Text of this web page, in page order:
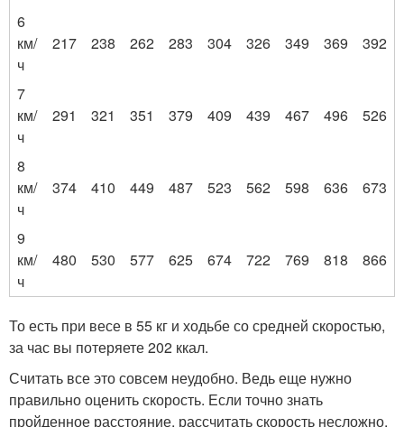
6
км/
ч
217 238 262 283 304 326 349 369 392
7
км/
ч
291 321 351 379 409 439 467 496 526
8
км/
ч
374 410 449 487 523 562 598 636 673
9
км/
ч
480 530 577 625 674 722 769 818 866
То есть при весе в 55 кг и ходьбе со средней скоростью,
за час вы потеряете 202 ккал.
Считать все это совсем неудобно. Ведь еще нужно
правильно оценить скорость. Если точно знать
пройденное расстояние, рассчитать скорость несложно.